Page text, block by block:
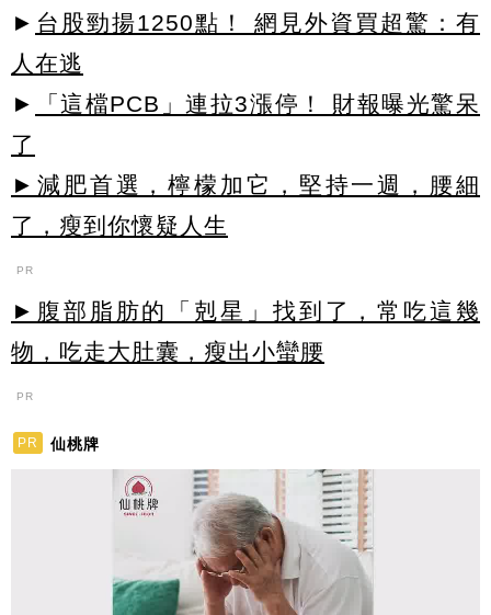
► 台股勁揚1250點！ 網見外資買超驚：有
人在逃
►
「這檔PCB」連拉3漲停！ 財報曝光驚呆
了
►減肥首選，檸檬加它，堅持一週，腰細
了，瘦到你懷疑人生
PR
►腹部脂肪的「剋星」找到了，常吃這幾
物，吃走大肚囊，瘦出小蠻腰
PR
PR 仙桃牌